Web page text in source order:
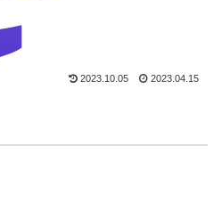
2023.10.05 2023.04.15